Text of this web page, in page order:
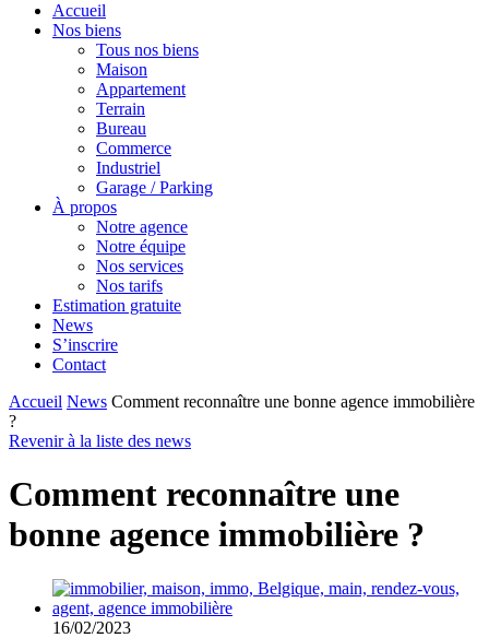
Accueil
Nos biens
Tous nos biens
Maison
Appartement
Terrain
Bureau
Commerce
Industriel
Garage / Parking
À propos
Notre agence
Notre équipe
Nos services
Nos tarifs
Estimation gratuite
News
S’inscrire
Contact
Accueil News Comment reconnaître une bonne agence immobilière
?
Revenir à la liste des news
Comment reconnaître une
bonne agence immobilière ?
16/02/2023